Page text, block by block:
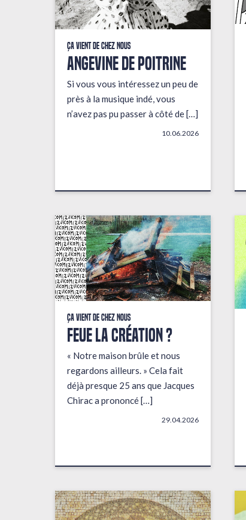
Ça vient de chez nous
ANGEVINE DE POITRINE
Si vous vous intéressez un peu de
près à la musique indé, vous
n’avez pas pu passer à côté de […]
10.06.2026
Ça vient de chez nous
FEUE LA CRÉATION ?
« Notre maison brûle et nous
regardons ailleurs. » Cela fait
déjà presque 25 ans que Jacques
Chirac a prononcé […]
29.04.2026